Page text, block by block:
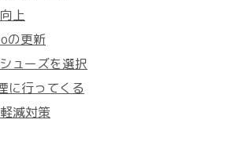
上
の更新
ューズを選択
に行ってくる
減対策